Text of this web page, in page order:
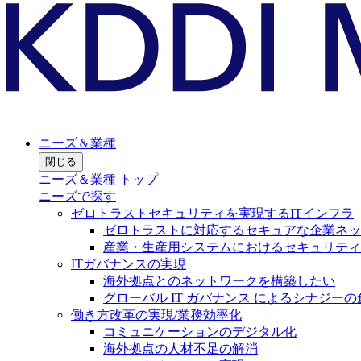
ニーズ＆業種
閉じる
ニーズ＆業種 トップ
ニーズで探す
ゼロトラストセキュリティを実現するITインフラ
ゼロトラストに対応するセキュアな企業ネ
産業・生産用システムにおけるセキュリテ
ITガバナンスの実現
海外拠点とのネットワークを構築したい
グローバル IT ガバナンス によるシナジーの
働き方改革の実現/業務効率化
コミュニケーションのデジタル化
海外拠点の人材不足の解消